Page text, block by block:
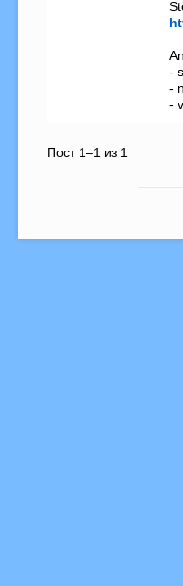
-
-
-
Пост 1–1 из 1